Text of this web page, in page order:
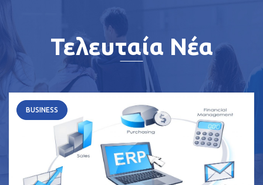
Τελευταία Νέα
BUSINESS